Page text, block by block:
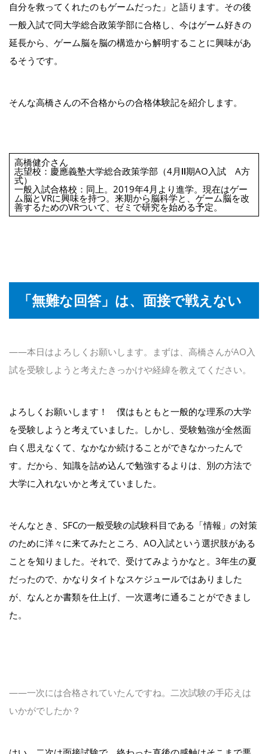
自分を救ってくれたのもゲームだった」と語ります。その後
一般入試で同大学総合政策学部に合格し、今はゲーム好きの
延長から、ゲーム脳を脳の構造から解明することに興味があ
るそうです。
そんな高橋さんの不合格からの合格体験記を紹介します。
高橋健介さん
志望校：慶應義塾大学総合政策学部（4月Ⅱ期AO入試 A方
式）
一般入試合格校：同上。2019年4月より進学。現在はゲー
ム脳とVRに興味を持つ。来期から脳科学と、ゲーム脳を改
善するためのVRついて、ゼミで研究を始める予定。
「無難な回答」は、面接で戦えない
――本日はよろしくお願いします。まずは、高橋さんがAO入
試を受験しようと考えたきっかけや経緯を教えてください。
よろしくお願いします！ 僕はもともと一般的な理系の大学
を受験しようと考えていました。しかし、受験勉強が全然面
白く思えなくて、なかなか続けることができなかったんで
す。だから、知識を詰め込んで勉強するよりは、別の方法で
大学に入れないかと考えていました。
そんなとき、SFCの一般受験の試験科目である「情報」の対策
のために洋々に来てみたところ、AO入試という選択肢がある
ことを知りました。それで、受けてみようかなと。3年生の夏
だったので、かなりタイトなスケジュールではありました
が、なんとか書類を仕上げ、一次選考に通ることができまし
た。
――一次には合格されていたんですね。二次試験の手応えは
いかがでしたか？